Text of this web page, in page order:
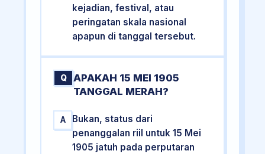
kejadian, festival, atau
peringatan skala nasional
apapun di tanggal tersebut.
Q
APAKAH 15 MEI 1905
TANGGAL MERAH?
A
Bukan, status dari
penanggalan riil untuk 15 Mei
1905 jatuh pada perputaran